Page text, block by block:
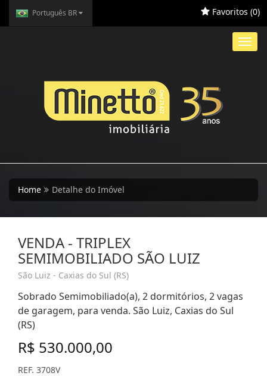
Português BR Favoritos (0)
Home Detalhe do Imóvel
VENDA - TRIPLEX
SEMIMOBILIADO SÃO LUIZ
São Luiz - Caxias do Sul (RS)
Sobrado Semimobiliado(a), 2 dormitórios, 2 vagas
de garagem, para venda. São Luiz, Caxias do Sul
(RS)
R$ 530.000,00
REF. 3708V